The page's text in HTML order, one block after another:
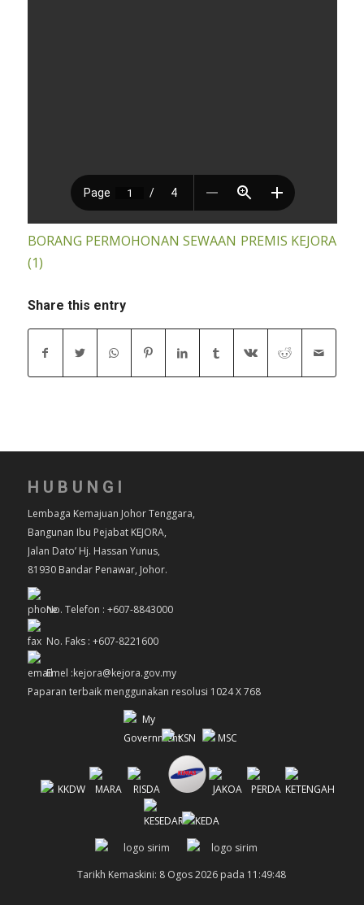
BORANG PERMOHONAN SEWAAN PREMIS KEJORA
(1)
Share this entry
HUBUNGI
Lembaga Kemajuan Johor Tenggara,
Bangunan Ibu Pejabat KEJORA,
Jalan Dato’ Hj. Hassan Yunus,
81930 Bandar Penawar, Johor.
No. Telefon : +607-8843000
No. Faks : +607-8221600
Emel :kejora@kejora.gov.my
Paparan terbaik menggunakan resolusi 1024 X 768
Tarikh Kemaskini: 8 Ogos 2026 pada 11:49:48